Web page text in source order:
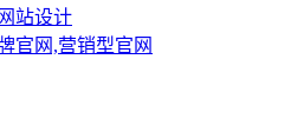
站设计
官网,营销型官网